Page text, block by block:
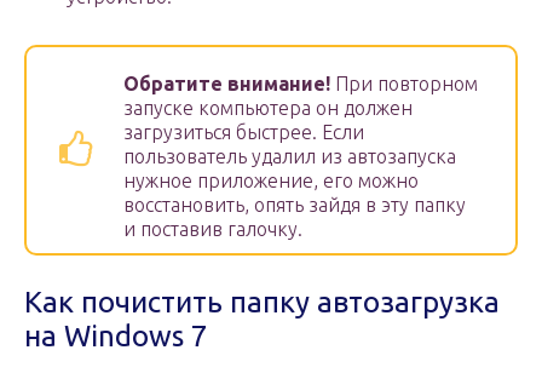
Обратите внимание! При повторном
запуске компьютера он должен
загрузиться быстрее. Если
пользователь удалил из автозапуска
нужное приложение, его можно
восстановить, опять зайдя в эту папку
и поставив галочку.
Как почистить папку автозагрузка
на Windows 7